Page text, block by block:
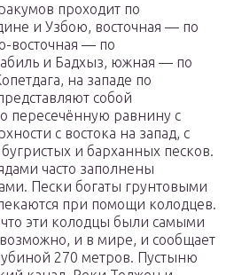
проходит по
и Узбою, восточная — по
восточная — по
и Бадхыз, южная — по
на западе по
собой
пересечённую равнину с
с востока на запад, с
и барханных песков.
часто заполнены
Пески богаты грунтовыми
при помощи колодцев.
эти колодцы были самыми
и в мире, и сообщает
270 метров. Пустыню